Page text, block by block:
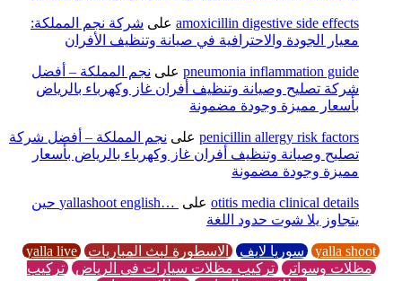
amoxicillin digestive side effects على شركة نجم المملكة:
معيار الجودة والاحترافية في صيانة وتنظيف الأفران
pneumonia inflammation guide على نجم المملكة – أفضل
شركة تصليح وصيانة وتنظيف أفران غاز وكهرباء بالرياض
بأسعار مميزة وجودة مضمونة
penicillin allergy risk factors على نجم المملكة – أفضل شركة
تصليح وصيانة وتنظيف أفران غاز وكهرباء بالرياض بأسعار
مميزة وجودة مضمونة
otitis media clinical details على
yallashoot english… ‎ حين
يتجاوز يلا شوت حدود اللغة
yalla shoot سوريا لايف الاسطورة لبث المباريات yalla live
مظلات وسواتر تركيب مظلات سيارات في الرياض تركيب